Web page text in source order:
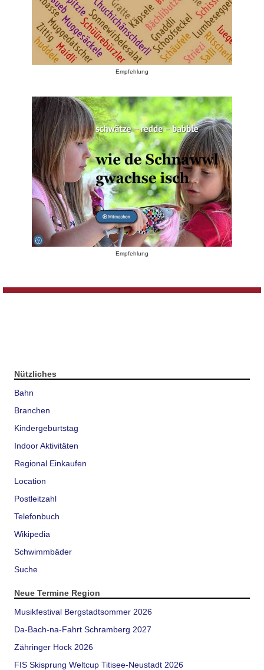
Empfehlung
Empfehlung
Nützliches
Bahn
Branchen
Kindergeburtstag
Indoor Aktivitäten
Regional Einkaufen
Location
Postleitzahl
Telefonbuch
Wikipedia
Schwimmbäder
Suche
Neue Termine Region
Musikfestival Bergstadtsommer 2026
Da-Bach-na-Fahrt Schramberg 2027
Zähringer Hock 2026
FIS Skisprung Weltcup Titisee-Neustadt 2026